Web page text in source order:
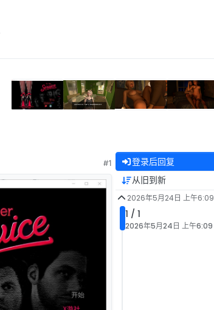
#1 登录后回复
从旧到新
2026年5月24日 上午6:09
1 / 1
2026年5月24日 上午6:09